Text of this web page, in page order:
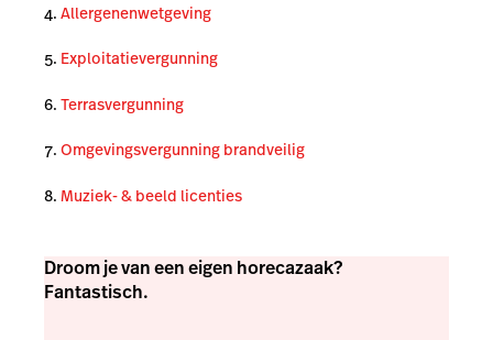
Allergenenwetgeving
Exploitatievergunning
Terrasvergunning
Omgevingsvergunning brandveilig
Muziek- & beeld licenties
Droom je van een eigen horecazaak?
Fantastisch.